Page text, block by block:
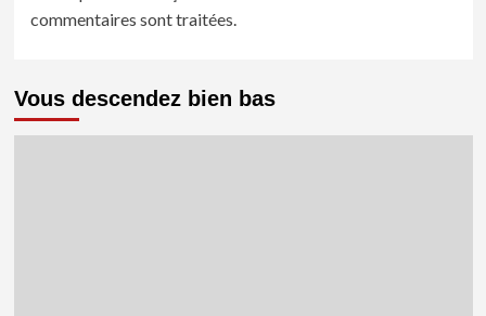
commentaires sont traitées.
Vous descendez bien bas